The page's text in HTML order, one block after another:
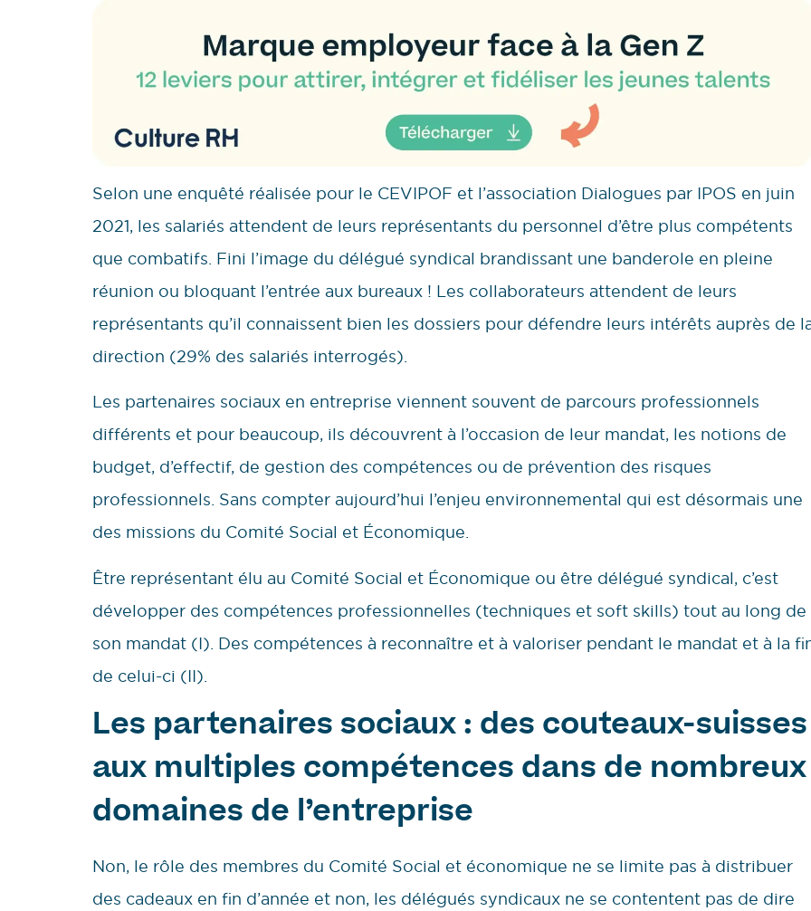
Selon une enquêté réalisée pour le CEVIPOF et l’association Dialogues par IPOS en juin
2021, les salariés attendent de leurs représentants du personnel d’être plus compétents
que combatifs. Fini l’image du délégué syndical brandissant une banderole en pleine
réunion ou bloquant l’entrée aux bureaux ! Les collaborateurs attendent de leurs
représentants qu’il connaissent bien les dossiers pour défendre leurs intérêts auprès de
direction (29% des salariés interrogés).
Les partenaires sociaux en entreprise viennent souvent de parcours professionnels
différents et pour beaucoup, ils découvrent à l’occasion de leur mandat, les notions de
budget, d’effectif, de gestion des compétences ou de prévention des risques
professionnels. Sans compter aujourd’hui l’enjeu environnemental qui est désormais une
des missions du Comité Social et Économique.
Être représentant élu au Comité Social et Économique ou être délégué syndical, c’est
développer des compétences professionnelles (techniques et soft skills) tout au long de
son mandat (I). Des compétences à reconnaître et à valoriser pendant le mandat et à la
de celui-ci (II).
Les partenaires sociaux : des couteaux-suisses
aux multiples compétences dans de nombreux
domaines de l’entreprise
Non, le rôle des membres du Comité Social et économique ne se limite pas à distribuer
des cadeaux en fin d’année et non, les délégués syndicaux ne se contentent pas de dire